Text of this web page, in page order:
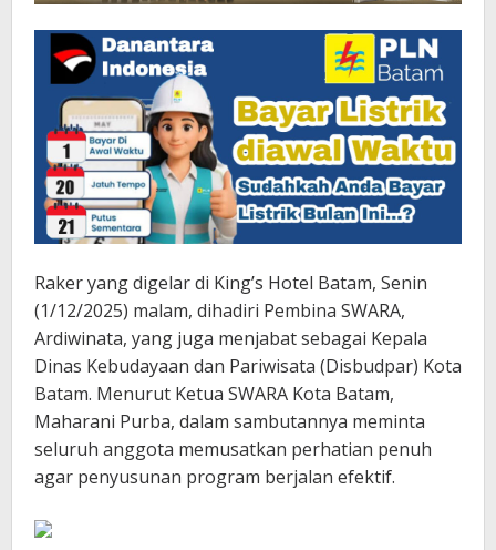
Raker yang digelar di King’s Hotel Batam, Senin
(1/12/2025) malam, dihadiri Pembina SWARA,
Ardiwinata, yang juga menjabat sebagai Kepala
Dinas Kebudayaan dan Pariwisata (Disbudpar) Kota
Batam. Menurut Ketua SWARA Kota Batam,
Maharani Purba, dalam sambutannya meminta
seluruh anggota memusatkan perhatian penuh
agar penyusunan program berjalan efektif.